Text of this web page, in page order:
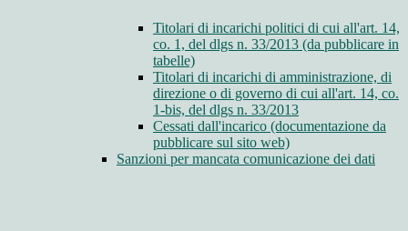
Titolari di incarichi politici di cui all'art. 14,
co. 1, del dlgs n. 33/2013 (da pubblicare in
tabelle)
Titolari di incarichi di amministrazione, di
direzione o di governo di cui all'art. 14, co.
1-bis, del dlgs n. 33/2013
Cessati dall'incarico (documentazione da
pubblicare sul sito web)
Sanzioni per mancata comunicazione dei dati